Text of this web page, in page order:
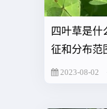
四叶草是什
征和分布范
2023-08-02